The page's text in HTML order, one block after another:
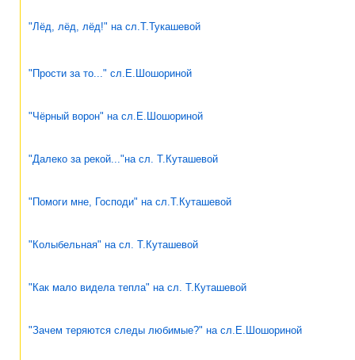
"Лёд, лёд, лёд!" на сл.Т.Тукашевой
"Прости за то..." сл.Е.Шошориной
"Чёрный ворон" на сл.Е.Шошориной
"Далеко за рекой..."на сл. Т.Куташевой
"Помоги мне, Господи" на сл.Т.Куташевой
"Колыбельная" на сл. Т.Куташевой
"Как мало видела тепла" на сл. Т.Куташевой
"Зачем теряются следы любимые?" на сл.Е.Шошориной